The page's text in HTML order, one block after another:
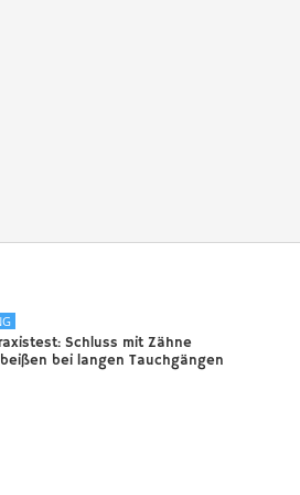
Schluss mit Zähne
bei langen Tauchgängen